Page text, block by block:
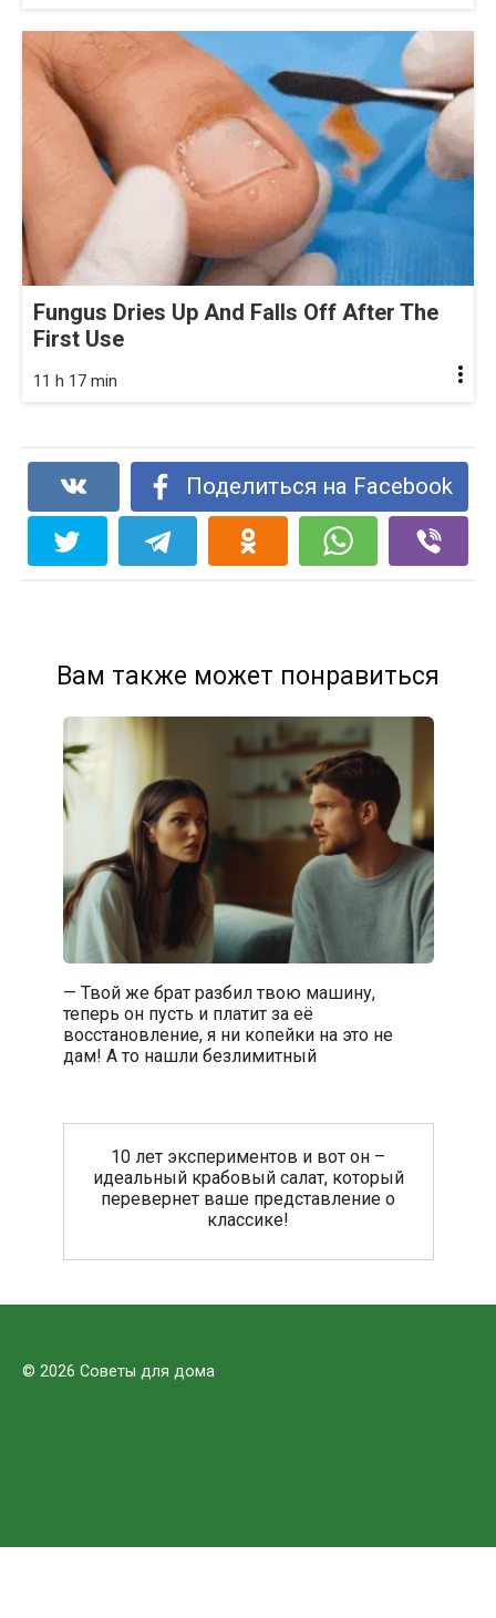
Fungus Dries Up And Falls Off After The
First Use
11 h 17 min
Поделиться на Facebook
Вам также может понравиться
— Твой же брат разбил твою машину,
теперь он пусть и платит за её
восстановление, я ни копейки на это не
дам! А то нашли безлимитный
10 лет экспериментов и вот он –
идеальный крабовый салат, который
перевернет ваше представление о
классике!
© 2026 Советы для дома